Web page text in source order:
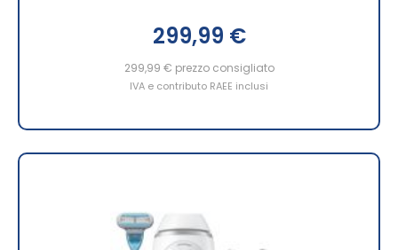
299,99 €
299,99 € prezzo consigliato
IVA e contributo RAEE inclusi